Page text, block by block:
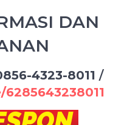
DAN
4323-8011 /